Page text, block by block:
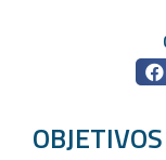
OBJETIVOS